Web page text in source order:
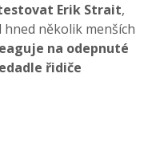
Erik Strait,
několik menších
na odepnuté
řidiče